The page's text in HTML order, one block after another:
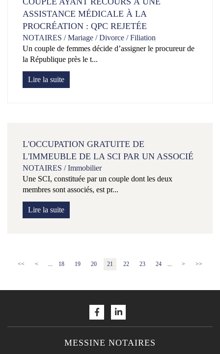
ASSISTANCE MÉDICALE À LA
PROCRÉATION : QPC REJETÉE
NOTAIRES /Mariage / Divorce / Filiation
Un couple de femmes décide d’assigner le procureur de
la République près le t...
Lire la suite
L'OCCUPATION GRATUITE DE
L'IMMEUBLE DE LA SCI PAR UN ASSOCIÉ
NOTAIRES /Immobilier
Une SCI, constituée par un couple dont les deux
membres sont associés, est pr...
Lire la suite
<< < ... 18 19 20 21 22 23 24 ... > >>
MESSINE NOTAIRES